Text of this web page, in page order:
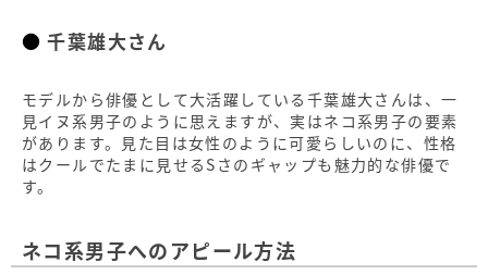
千葉雄大さん
モデルから俳優として大活躍している千葉雄大さんは、一
見イヌ系男子のように思えますが、実はネコ系男子の要素
があります。見た目は女性のように可愛らしいのに、性格
はクールでたまに見せるSさのギャップも魅力的な俳優で
す。
ネコ系男子へのアピール方法